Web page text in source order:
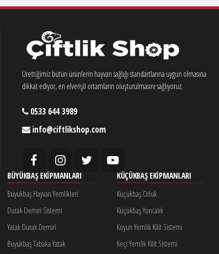
Ürettiğimiz bütün ürünlerin hayvan sağlığı standartlarına uygun olmasına
dikkat ediyor, en elverişli ortamların oluşturulmasını sağlıyoruz.
0533 644 3989
info@ciftlikshop.com
BÜYÜKBAŞ EKIPMANLARI
Büyükbaş Hayvan Yemlikleri
Durak Demiri Sistemi
Yatak Durak Demiri
Büyükbaş Tabaka Yatak
KÜÇÜKBAŞ EKIPMANLARI
Küçükbaş Otluk
Küçükbaş Yoncalık
Koyun Yemlik Kilit Sistemi
Keçi Yemlik Kilit Sistemi